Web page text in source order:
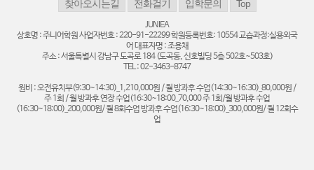
JUNIEA
상호명 : 주니어학원 사업자번호 : 220-91-22299 학원등록번호: 10554 교습과정:실용외국
어 대표자명 : 조용채
주소 : 서울특별시 강남구 도곡로 184 (도곡동, 신호빌딩 5층 502호~503호)
TEL : 02-3463-8747
원비 : 오전유치부(9:30~14:30)_1,210,000원 / 월 방과후 수업(14:30~16:30)_80,000원 /
주 1회 / 월 방과후 연장 수업(16:30~18:00_70,000 주 1회/월 방과후 수업
(16:30~18:00)_200,000원/ 월 8회수업 방과후 수업(16:30~18:00)_300,000원/ 월 12회수
업